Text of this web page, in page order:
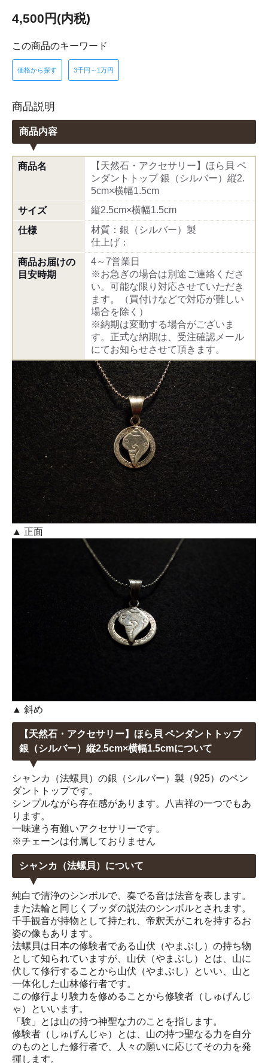
4,500円(内税)
この商品のキーワード
価格から探す 3千円～1万円
商品説明
商品内容
商品名
【天然石・アクセサリー】ほら貝 ペ
ンダントトップ 銀（シルバー）縦2.
5cm×横幅1.5cm
サイズ
縦2.5cm×横幅1.5cm
仕様
材質：銀（シルバー）製
仕上げ：
商品お届けの
目安時期
4～7営業日
※お急ぎの場合は別途ご連絡くださ
い。可能な限り対応させていただき
ます。（買付けなどで対応が難しい
場合を除く）
※納期は変動する場合がございま
す。正式な納期は、受注確認メール
にてお知らせさせて頂きます。
▲ 正面
▲ 斜め
【天然石・アクセサリー】ほら貝 ペンダントトップ
銀（シルバー）縦2.5cm×横幅1.5cmについて
シャンカ（法螺貝）の銀（シルバー）製（925）のペン
ダントトップです。
シンプルながら存在感があります。八吉祥の一つでもあ
ります。
一味違う有難いアクセサリーです。
※チェーンは付属しておりません
シャンカ（法螺貝）について
純白で清浄のシンボルで、奏でる音は法音を表します。
また法輪と同じくブッダの説法のシンボルとされます。
千手観音が持物として持たれ、帝釈天がこれを持するお
姿の像もあります。
法螺貝は日本の修験者である山伏（やまぶし）の持ち物
として知られていますが、山伏（やまぶし）とは、山に
伏して修行することから山伏（やまぶし）といい、山と
一体化した山林修行者です。
この修行より験力を修めることから修験者（しゅげんじ
ゃ）といいます。
「験」とは山の持つ神聖な力のことを指します。
修験者（しゅげんじゃ）とは、山の持つ聖なる力を自分
のものとした修行者で、人々の願いに応じてその力を発
揮します。